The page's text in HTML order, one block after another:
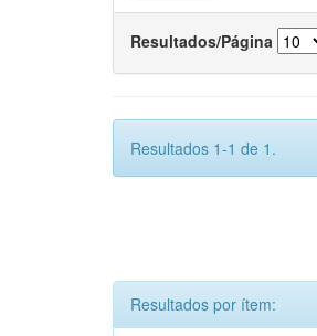
Resultados/Página
Resultados 1-1 de 1.
Resultados por ítem: